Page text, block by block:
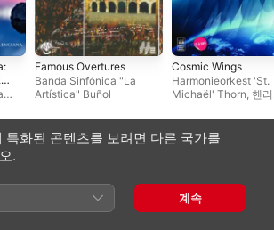
Famous Overtures
Banda Sinfónica "La
Artística" Buñol
Cosmic Wings
Harmonieorkest 'St.
Michaël' Thorn, 헨리
특화된 콘텐츠를 보려면 다른 국가를
.
계속